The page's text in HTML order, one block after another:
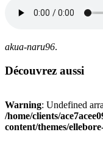
akua-naru96.
Découvrez aussi
Warning: Undefined
/home/clients/
content/themes/